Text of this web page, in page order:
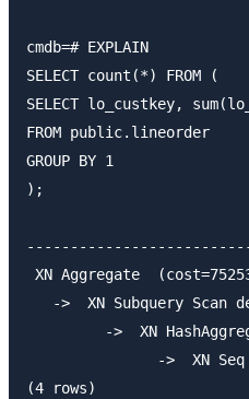
cmdb=# EXPLAIN
SELECT count(*) FROM (
SELECT lo_custkey,
FROM public.lineorder
GROUP BY 1
);
XN Aggregate
->  XN Subquery Scan
->  XN
->  XN
(4 rows)